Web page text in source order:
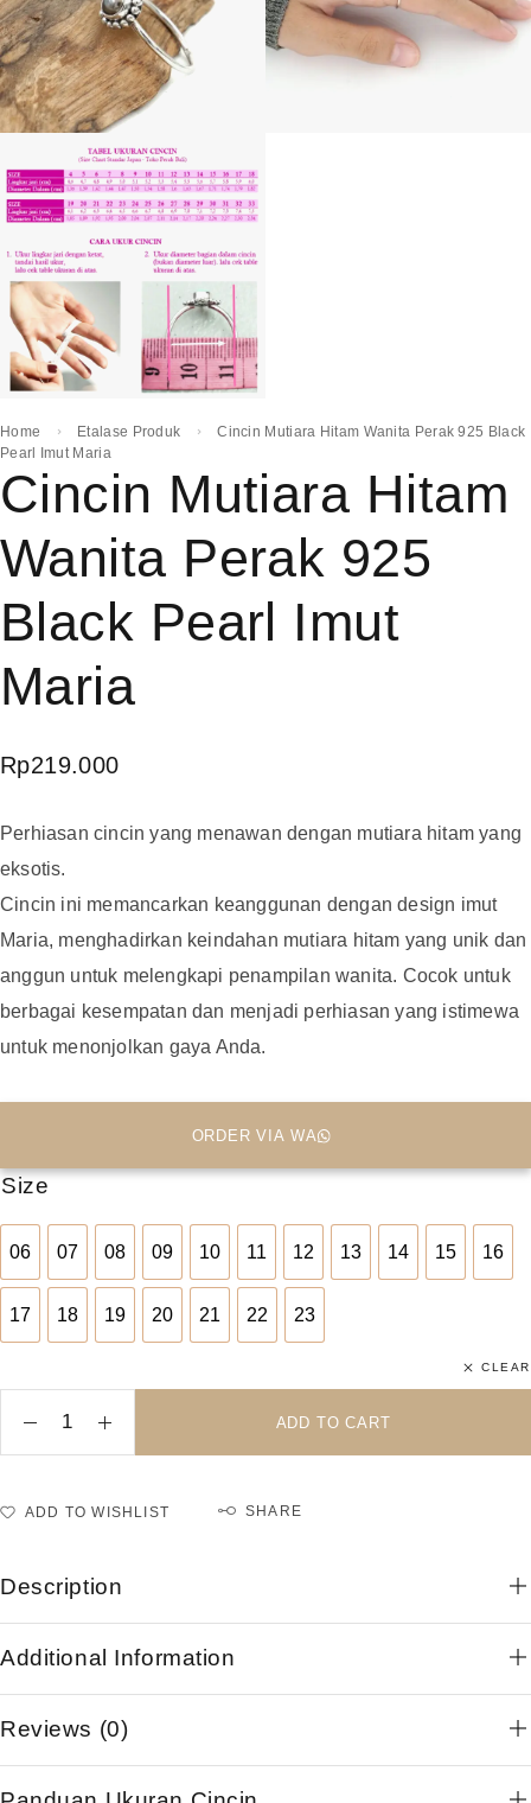
Home Etalase Produk
Cincin Mutiara Hitam Wanita Perak 925 Black
Pearl Imut Maria
Cincin Mutiara Hitam
Wanita Perak 925
Black Pearl Imut
Maria
Rp219.000
Perhiasan cincin yang menawan dengan mutiara hitam yang
eksotis.
Cincin ini memancarkan keanggunan dengan design imut
Maria, menghadirkan keindahan mutiara hitam yang unik dan
anggun untuk melengkapi penampilan wanita. Cocok untuk
berbagai kesempatan dan menjadi perhiasan yang istimewa
untuk menonjolkan gaya Anda.
ORDER VIA WA
Size
06
06
07
07
08
08
09
09
10
10
11
11
12
12
13
13
14
14
15
15
16
16
17
17
18
18
19
19
20
20
21
21
22
22
23
23
CLEAR
ADD TO CART
ADD TO WISHLIST SHARE
Description
Additional Information
Reviews (0)